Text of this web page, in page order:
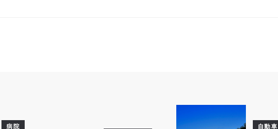
病院 自動